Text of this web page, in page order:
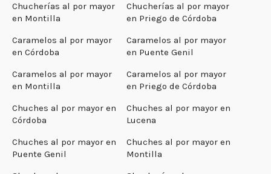
Chucherías al por mayor
en Montilla
Chucherías al por mayor
en Priego de Córdoba
Caramelos al por mayor
en Córdoba
Caramelos al por mayor
en Puente Genil
Caramelos al por mayor
en Montilla
Caramelos al por mayor
en Priego de Córdoba
Chuches al por mayor en
Córdoba
Chuches al por mayor en
Lucena
Chuches al por mayor en
Puente Genil
Chuches al por mayor en
Montilla